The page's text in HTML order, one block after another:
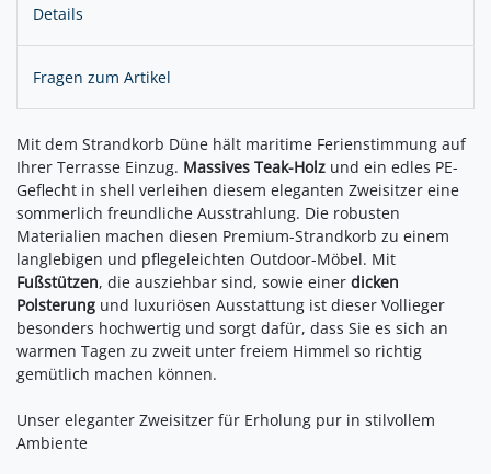
Details
Fragen zum Artikel
Mit dem Strandkorb Düne hält maritime Ferienstimmung auf
Ihrer Terrasse Einzug. Massives Teak-Holz und ein edles PE-
Geflecht in shell verleihen diesem eleganten Zweisitzer eine
sommerlich freundliche Ausstrahlung. Die robusten
Materialien machen diesen Premium-Strandkorb zu einem
langlebigen und pflegeleichten Outdoor-Möbel. Mit
Fußstützen, die ausziehbar sind, sowie einer dicken
Polsterung und luxuriösen Ausstattung ist dieser Vollieger
besonders hochwertig und sorgt dafür, dass Sie es sich an
warmen Tagen zu zweit unter freiem Himmel so richtig
gemütlich machen können.
Unser eleganter Zweisitzer für Erholung pur in stilvollem
Ambiente